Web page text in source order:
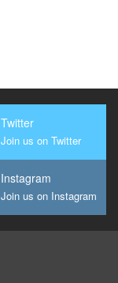
Twitter
Join us on Twitter
Instagram
Join us on Instagram